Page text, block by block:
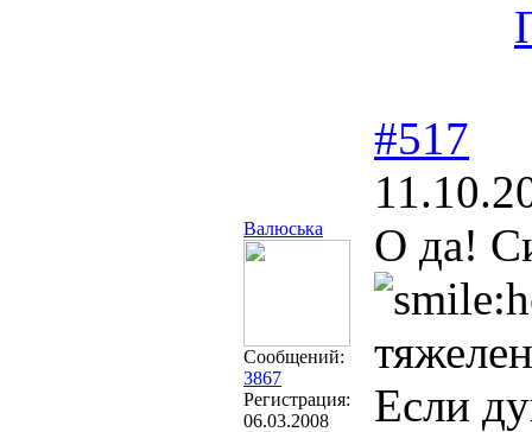
Валюська
Сообщений:
3867
Регистрация:
06.03.2008
#517
О да!
Если